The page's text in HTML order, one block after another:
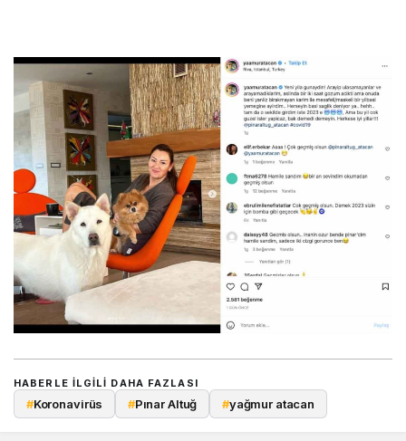
HABERLE ILGILI DAHA FAZLASI
#Koronavirüs #Pınar Altuğ #yağmur atacan